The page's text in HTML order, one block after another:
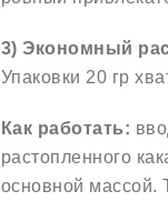
3) Экономный
Упаковки 20 гр
Как работать:
растопленного
основной массой.